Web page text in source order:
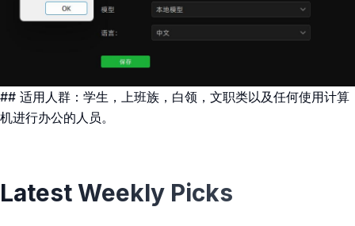
## 适用人群：学生，上班族，白领，文职类以及任何使用计算
机进行办公的人员。
Latest Weekly Picks